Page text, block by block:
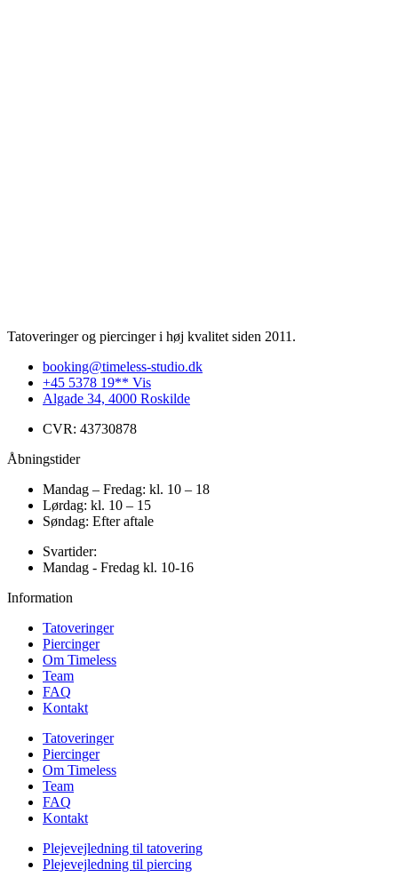
Tatoveringer og piercinger i høj kvalitet siden 2011.
booking@timeless-studio.dk
+45 5378 19** Vis
Algade 34, 4000 Roskilde
CVR: 43730878
Åbningstider
Mandag – Fredag: kl. 10 – 18
Lørdag: kl. 10 – 15
Søndag: Efter aftale
Svartider:
Mandag - Fredag kl. 10-16
Information
Tatoveringer
Piercinger
Om Timeless
Team
FAQ
Kontakt
Tatoveringer
Piercinger
Om Timeless
Team
FAQ
Kontakt
Plejevejledning til tatovering
Plejevejledning til piercing